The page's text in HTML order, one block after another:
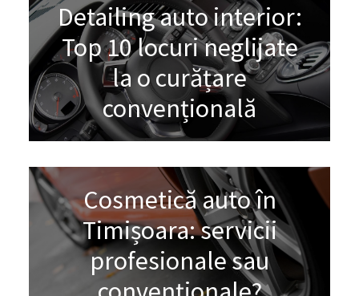
Detailing auto interior:
Top 10 locuri neglijate
la o curățare
convențională
Cosmetică auto în
Timișoara: servicii
profesionale sau